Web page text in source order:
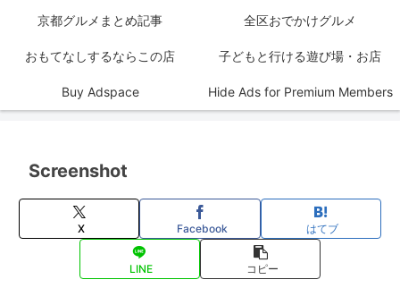
京都グルメまとめ記事 全区おでかけグルメ
おもてなしするならこの店 子どもと行ける遊び場・お店
Buy Adspace Hide Ads for Premium Members
Screenshot
X Facebook はてブ
LINE コピー